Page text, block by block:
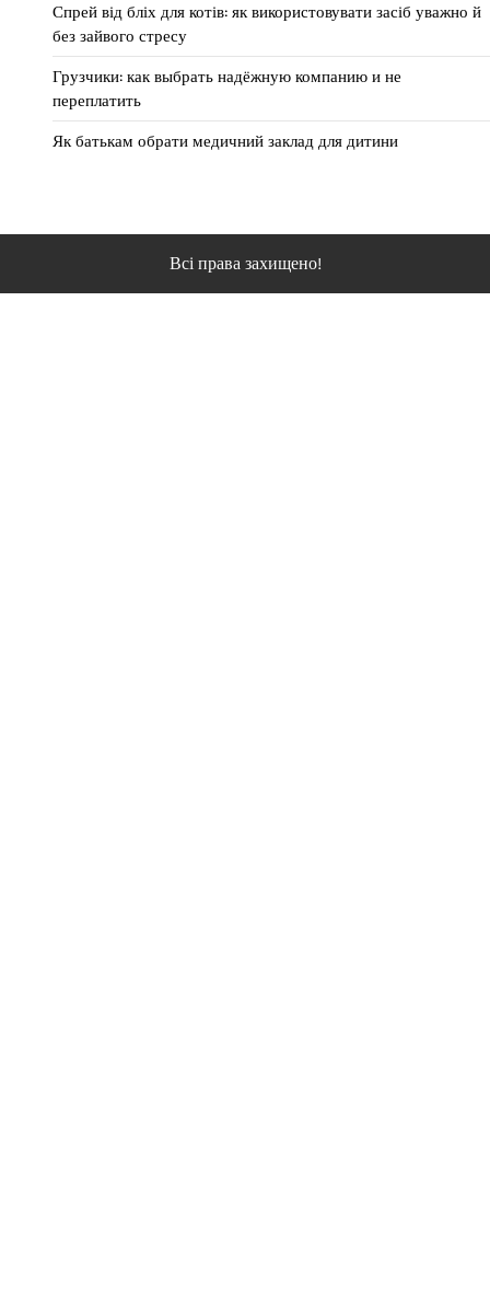
Спрей від бліх для котів: як використовувати засіб уважно й
без зайвого стресу
Грузчики: как выбрать надёжную компанию и не
переплатить
Як батькам обрати медичний заклад для дитини
Всі права захищено!